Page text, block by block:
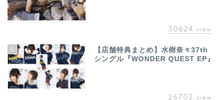
30624 view
5
【店舗特典まとめ】水樹奈々37th
シングル『WONDER QUEST EP』
26702 view